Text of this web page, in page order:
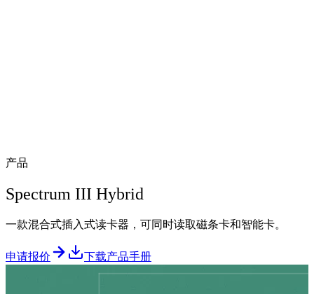
产品
Spectrum III Hybrid
一款混合式插入式读卡器，可同时读取磁条卡和智能卡。
申请报价 下载产品手册